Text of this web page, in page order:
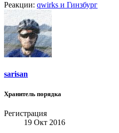
Реакции: qwirks и Гинзбург
sarisan
Хранитель порядка
Регистрация
19 Окт 2016